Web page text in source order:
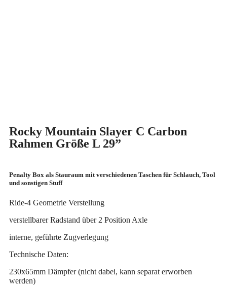
Rocky Mountain Slayer C Carbon
Rahmen Größe L 29”
Penalty Box als Stauraum mit verschiedenen Taschen für Schlauch, Tool
und sonstigen Stuff
Ride-4 Geometrie Verstellung
verstellbarer Radstand über 2 Position Axle
interne, geführte Zugverlegung
Technische Daten:
230x65mm Dämpfer (nicht dabei, kann separat erworben
werden)